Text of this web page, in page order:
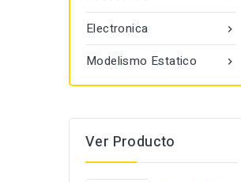

Electronica

Modelismo Estatico
Ver Producto